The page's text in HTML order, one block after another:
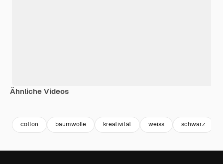
Ähnliche Videos
cotton baumwolle kreativität weiss schwarz